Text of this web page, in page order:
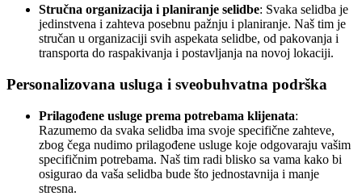
Stručna organizacija i planiranje selidbe: Svaka selidba je
jedinstvena i zahteva posebnu pažnju i planiranje. Naš tim je
stručan u organizaciji svih aspekata selidbe, od pakovanja i
transporta do raspakivanja i postavljanja na novoj lokaciji.
Personalizovana usluga i sveobuhvatna podrška
Prilagođene usluge prema potrebama klijenata:
Razumemo da svaka selidba ima svoje specifične zahteve,
zbog čega nudimo prilagođene usluge koje odgovaraju vašim
specifičnim potrebama. Naš tim radi blisko sa vama kako bi
osigurao da vaša selidba bude što jednostavnija i manje
stresna.